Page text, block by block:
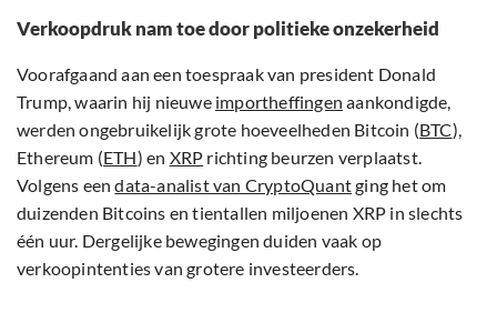
Verkoopdruk nam toe door politieke onzekerheid
Voorafgaand aan een toespraak van president Donald
Trump, waarin hij nieuwe importheffingen aankondigde,
werden ongebruikelijk grote hoeveelheden Bitcoin (BTC),
Ethereum (ETH) en XRP richting beurzen verplaatst.
Volgens eendata-analist van CryptoQuantging het om
duizenden Bitcoins en tientallen miljoenen XRP in slechts
één uur. Dergelijke bewegingen duiden vaak op
verkoopintenties van grotere investeerders.